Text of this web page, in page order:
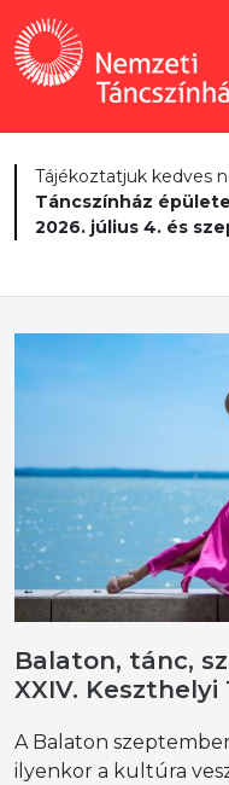
Tájékoztatjuk kedves
Táncszínház épülete
2026. július 4. és
Balaton, tánc,
XXIV.
A Balaton
ilyenkor a kultúra